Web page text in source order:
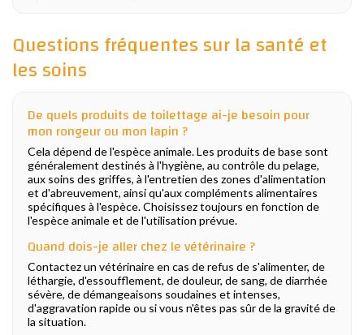
Questions fréquentes sur la santé et
les soins
De quels produits de toilettage ai-je besoin pour
mon rongeur ou mon lapin ?
Cela dépend de l'espèce animale. Les produits de base sont
généralement destinés à l'hygiène, au contrôle du pelage,
aux soins des griffes, à l'entretien des zones d'alimentation
et d'abreuvement, ainsi qu'aux compléments alimentaires
spécifiques à l'espèce. Choisissez toujours en fonction de
l'espèce animale et de l'utilisation prévue.
Quand dois-je aller chez le vétérinaire ?
Contactez un vétérinaire en cas de refus de s'alimenter, de
léthargie, d'essoufflement, de douleur, de sang, de diarrhée
sévère, de démangeaisons soudaines et intenses,
d'aggravation rapide ou si vous n'êtes pas sûr de la gravité de
la situation.